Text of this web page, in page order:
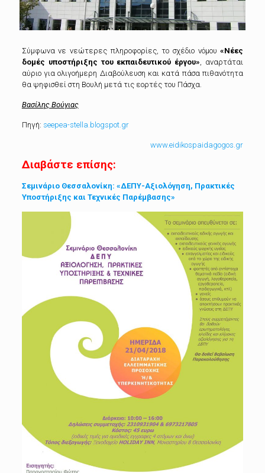
Σύμφωνα νε νεώτερες πληροφορίες, το σχέδιο νόμου«Νέες
δομές υποστήριξης του εκπαιδευτικού έργου» , αναρτάται
αύριο για ολιγοήμερη Διαβούλευση και κατά πάσα πιθανότητα
θα ψηφισθεί στη Βουλή μετά τις εορτές του Πάσχα.
Βασίλης Βούγιας
Πηγή: seepea-stella.blogspot.gr
www.eidikospaidagogos.gr
Διαβάστε επίσης:
Σεμινάριο Θεσσαλονίκη: «ΔΕΠΥ-Αξιολόγηση, Πρακτικές
Υποστήριξης και Τεχνικές Παρέμβασης»